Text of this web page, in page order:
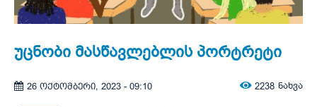
უცნობი მასწავლებლის პორტრეტი
26 ოქტომბერი, 2023 - 09:10 2238 ნახვა